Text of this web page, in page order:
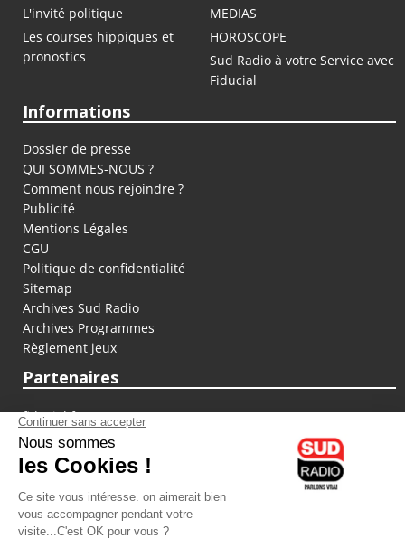
L'invité politique
MEDIAS
Les courses hippiques et
pronostics
HOROSCOPE
Sud Radio à votre Service avec
Fiducial
Informations
Dossier de presse
QUI SOMMES-NOUS ?
Comment nous rejoindre ?
Publicité
Mentions Légales
CGU
Politique de confidentialité
Sitemap
Archives Sud Radio
Archives Programmes
Règlement jeux
Partenaires
fiducial.fr
lyoncapitale.fr
olympique-et-lyonnais.com
L'application Iphone / Android
Téléchargez l'application